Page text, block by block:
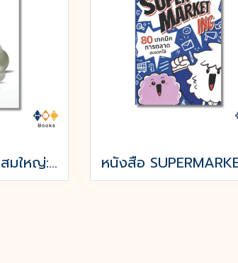
หนังสือ เก็บเล็กผสมใหญ่: ปรัชญาธุรกิจ จากผู้ล้มลุกเรียนรู้มากว่า 7 ทศวรรษ